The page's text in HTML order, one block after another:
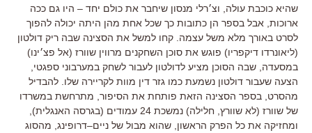
שהיא כוכבת עולה
וצ׳רלי מנסון שיחבר את כולם יחד – היו גם ככה
ארוכות אבל בספר הן כתובות כך שכל אחת מהן היתה יכולה להפוך
לסרט באורך מלא משל עצמה קחו למשל את הסצינה שבה ריק דולטון
(ליאונרדו דיקפריו) פוגש את סוכן השחקנים מרווין שוורז (אל פצ׳ינו)
במסעדה שבה הסוכן מציע לדולטון לעבור לשחק במערבוני ספגטי
הצעה שעבור דולטון נשמעת כמו גזר דין מוות לקריירה שלו להבדיל
מהסרט בספר הסצינה הזאת פותחת את הסיפור מתרחשת במשרדו
של שוורז (לא שוורץ חלילה) נמשכת 24 עמודים (בגרסה האנגלית),
ומחזיקה את כל הפרק הראשון שהוא מבול של ניים–דרופינג מהסוג